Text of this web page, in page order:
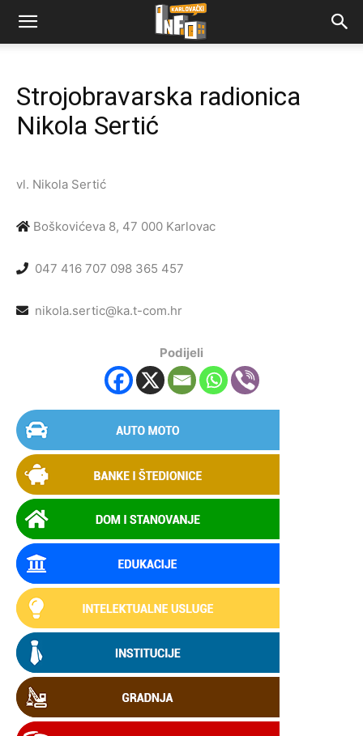
Strojobravarska radionica
Nikola Sertić
vl. Nikola Sertić
Boškovićeva 8, 47 000 Karlovac
047 416 707 098 365 457
nikola.sertic@ka.t-com.hr
Podijeli